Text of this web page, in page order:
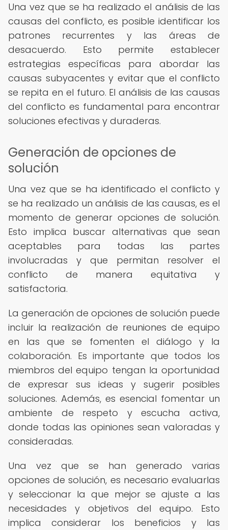
Una vez que se ha realizado el análisis de las
causas del conflicto, es posible identificar los
patrones recurrentes y las áreas de
desacuerdo. Esto permite establecer
estrategias específicas para abordar las
causas subyacentes y evitar que el conflicto
se repita en el futuro. El análisis de las causas
del conflicto es fundamental para encontrar
soluciones efectivas y duraderas.
Generación de opciones de
solución
Una vez que se ha identificado el conflicto y
se ha realizado un análisis de las causas, es el
momento de generar opciones de solución.
Esto implica buscar alternativas que sean
aceptables para todas las partes
involucradas y que permitan resolver el
conflicto de manera equitativa y
satisfactoria.
La generación de opciones de solución puede
incluir la realización de reuniones de equipo
en las que se fomenten el diálogo y la
colaboración. Es importante que todos los
miembros del equipo tengan la oportunidad
de expresar sus ideas y sugerir posibles
soluciones. Además, es esencial fomentar un
ambiente de respeto y escucha activa,
donde todas las opiniones sean valoradas y
consideradas.
Una vez que se han generado varias
opciones de solución, es necesario evaluarlas
y seleccionar la que mejor se ajuste a las
necesidades y objetivos del equipo. Esto
implica considerar los beneficios y las